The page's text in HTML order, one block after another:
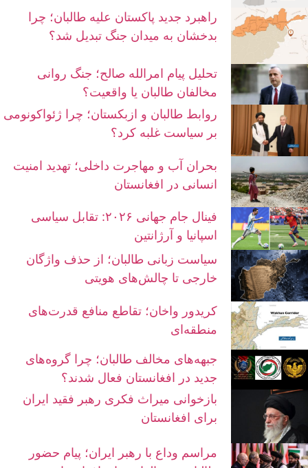
راهبرد جدید پاکستان علیه طالبان؛ چرا
بدخشان به میدان جنگ تبدیل شد؟
تحلیل پیام امرالله صالح؛ جنگ روانی
مخالفان طالبان یا واقعیت؟
روابط طالبان و ازبکستان؛ چرا ژئواکونومی
بر سیاست غلبه کرد؟
بحران آب و مهاجرت داخلی؛ تهدید امنیت
انسانی در افغانستان
فینال جام جهانی ۲۰۲۶: تقابل سیاسی
اسپانیا و آرژانتین
سیاست زبانی طالبان؛ از حذف واژگان
خارجی تا چالش‌های هویتی
کریدور واخان؛ تقاطع منافع قدرت‌های
منطقه‌ای
جبهه‌های مخالف طالبان؛ چرا گروه‌های
جدید در افغانستان فعال شدند؟
بازخوانی میراث فکری رهبر فقید ایران
برای افغانستان
مراسم وداع با رهبر ایران؛ پیام حضور